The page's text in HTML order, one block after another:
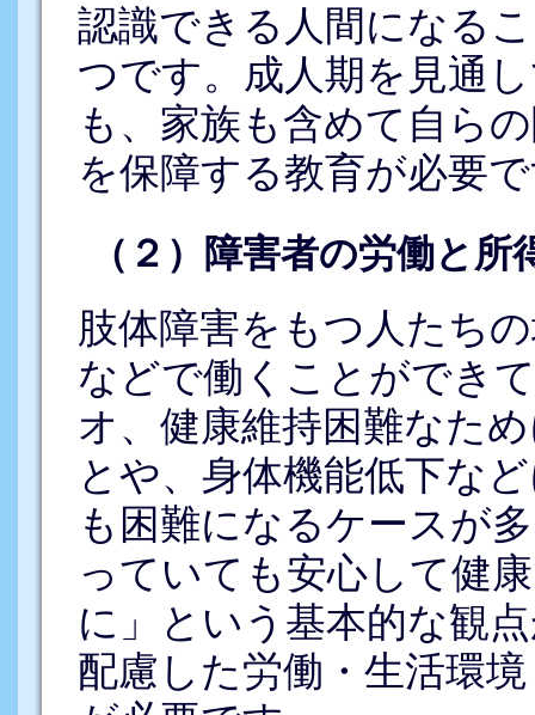
認識できる人間になる
つです。成人期を見通
も、家族も含めて自ら
を保障する教育が必要
（２）障害者の労働と所
肢体障害をもつ人たち
などで働くことができ
オ、健康維持困難なた
とや、身体機能低下な
も困難になるケースが
っていても安心して健
に」という基本的な観
配慮した労働・生活環